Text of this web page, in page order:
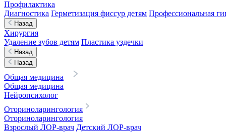
Профилактика
Диагностика Герметизация фиссур детям Профессиональная
Назад
Хирургия
Удаление зубов детям Пластика уздечки
Назад
Назад
Общая медицина
Общая медицина
Нейропсихолог
Оториноларингология
Оториноларингология
Взрослый ЛОР-врач Детский ЛОР-врач